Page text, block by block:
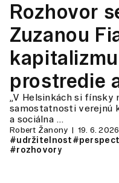
Rozhovor
Zuzanou
prostredie
života
„V Helsinkách si fínsky
samostatnosti verejnú
a sociálna …
Robert Žanony 19. 6. 2026
#udržitelnost
#rozhovory